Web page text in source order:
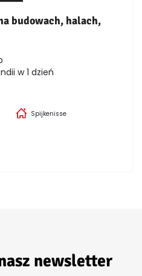
budowach, halach,
w 1 dzień
Spijkenisse
newsletter